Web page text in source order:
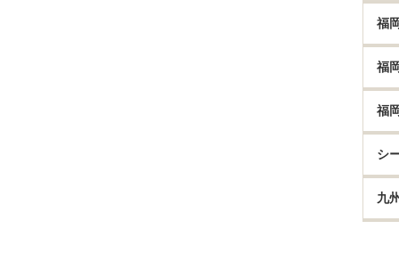
福
福
福
シ
九